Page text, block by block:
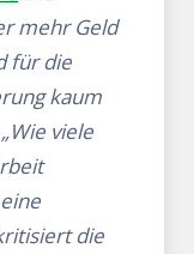
mehr Geld
für die
kaum
viele
die